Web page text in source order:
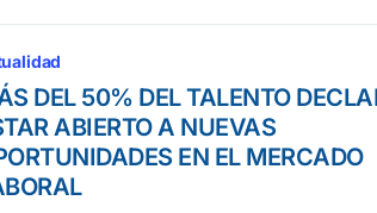
DEL 50% DEL TALENTO
ABIERTO A NUEVAS
EN EL MERCADO